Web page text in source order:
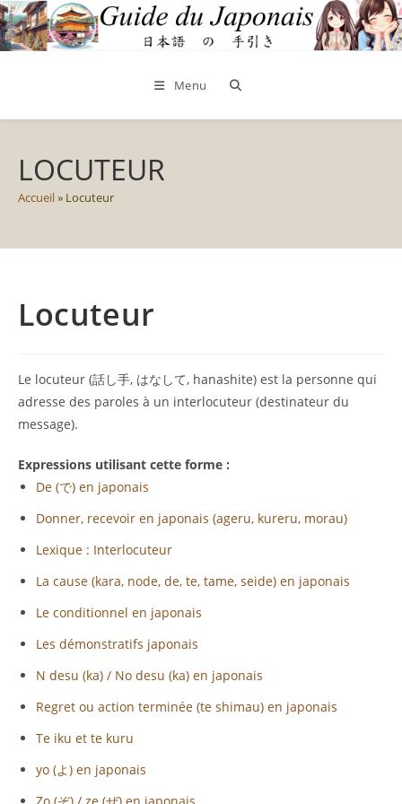
Skip
to
content
Menu
LOCUTEUR
Accueil» Locuteur
Locuteur
Le locuteur (話し手, はなして, hanashite) est la personne qui
adresse des paroles à un interlocuteur (destinateur du
message).
Expressions utilisant cette forme :
De (で) en japonais
Donner, recevoir en japonais (ageru, kureru, morau)
Lexique : Interlocuteur
La cause (kara, node, de, te, tame, seide) en japonais
Le conditionnel en japonais
Les démonstratifs japonais
N desu (ka) / No desu (ka) en japonais
Regret ou action terminée (te shimau) en japonais
Te iku et te kuru
yo (よ) en japonais